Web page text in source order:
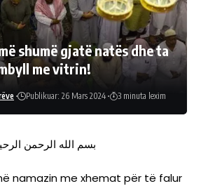
shumë gjatë natës dhe ta
me vitrin!
Publikuar: 26 Mars 2024 3 minuta lexim
بسم الله الرحمن
namazin me xhemat për të falur